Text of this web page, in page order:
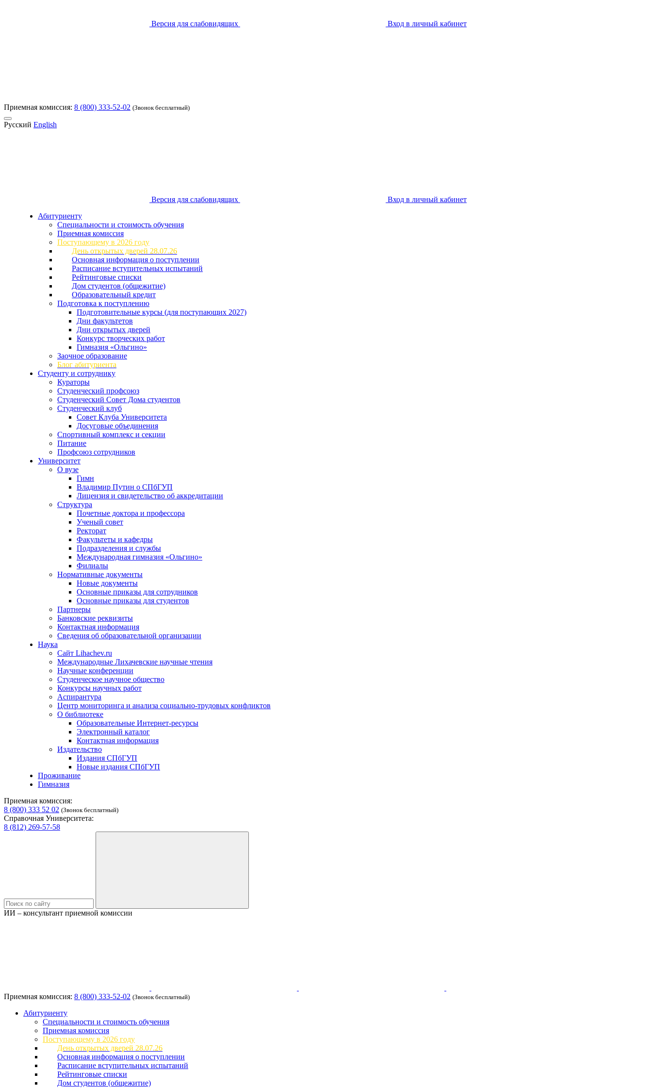
Версия для слабовидящих Вход в личный кабинет
Приемная комиссия: 8 (800) 333-52-02 (Звонок бесплатный)
Русский English
Версия для слабовидящих
Вход в личный кабинет
Абитуриенту
Специальности и стоимость обучения
Приемная комиссия
Поступающему в 2026 году
День открытых дверей 28.07.26
Основная информация о поступлении
Расписание вступительных испытаний
Рейтинговые списки
Дом студентов (общежитие)
Образовательный кредит
Подготовка к поступлению
Подготовительные курсы (для поступающих 2027)
Дни факультетов
Дни открытых дверей
Конкурс творческих работ
Гимназия «Ольгино»
Заочное образование
Блог абитуриента
Студенту и сотруднику
Кураторы
Студенческий профсоюз
Студенческий Совет Дома студентов
Студенческий клуб
Совет Клуба Университета
Досуговые объединения
Спортивный комплекс и секции
Питание
Профсоюз сотрудников
Университет
О вузе
Гимн
Владимир Путин о СПбГУП
Лицензия и свидетельство об аккредитации
Структура
Почетные доктора и профессора
Ученый совет
Ректорат
Факультеты и кафедры
Подразделения и службы
Международная гимназия «Ольгино»
Филиалы
Нормативные документы
Новые документы
Основные приказы для сотрудников
Основные приказы для студентов
Партнеры
Банковские реквизиты
Контактная информация
Сведения об образовательной организации
Наука
Сайт Lihachev.ru
Международные Лихачевские научные чтения
Научные конференции
Студенческое научное общество
Конкурсы научных работ
Аспирантура
Центр мониторинга и анализа социально-трудовых конфликтов
О библиотеке
Образовательные Интернет-ресурсы
Электронный каталог
Контактная информация
Издательство
Издания СПбГУП
Новые издания СПбГУП
Проживание
Гимназия
Приемная комиссия:
8 (800) 333 52 02 (Звонок бесплатный)
Справочная Университета:
8 (812) 269-57-58
ИИ – консультант приемной комиссии
Приемная комиссия: 8 (800) 333-52-02 (Звонок бесплатный)
Абитуриенту
Специальности и стоимость обучения
Приемная комиссия
Поступающему в 2026 году
День открытых дверей 28.07.26
Основная информация о поступлении
Расписание вступительных испытаний
Рейтинговые списки
Дом студентов (общежитие)